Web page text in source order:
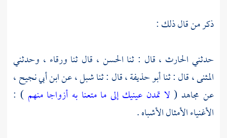
ذكر من قال ذلك :
حدثني الحارث ، قال : ثنا الحسن ، قال ثنا ورقاء ، وحدثني
المثنى ،قال : ثناأبو حذيفة ،قال : ثناشبل ،عنابن أبي نجيح ،
عن مجاهد ( لا تمدن عينيك إلى ما متعنا به أزواجا منهم) :
الأغنياء الأمثال الأشباه .